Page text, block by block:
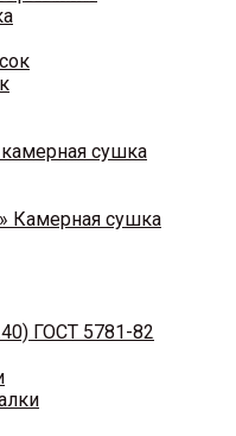
сушка
Камерная сушка
ГОСТ 5781-82